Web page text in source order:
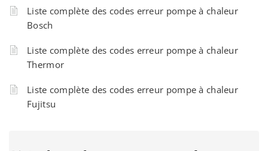
Liste complète des codes erreur pompe à chaleur
Bosch
Liste complète des codes erreur pompe à chaleur
Thermor
Liste complète des codes erreur pompe à chaleur
Fujitsu